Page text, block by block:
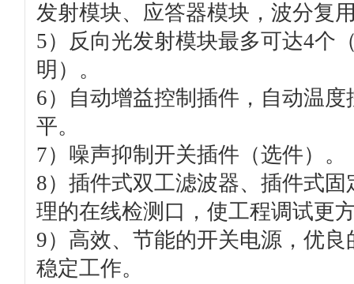
发射模块、应答器模块，波分复
5）反向光发射模块最多可达4个
明）。
6）自动增益控制插件，自动温
平。
7）噪声抑制开关插件（选件）。
8）插件式双工滤波器、插件式
理的在线检测口，使工程调试更
9）高效、节能的开关电源，优
稳定工作。